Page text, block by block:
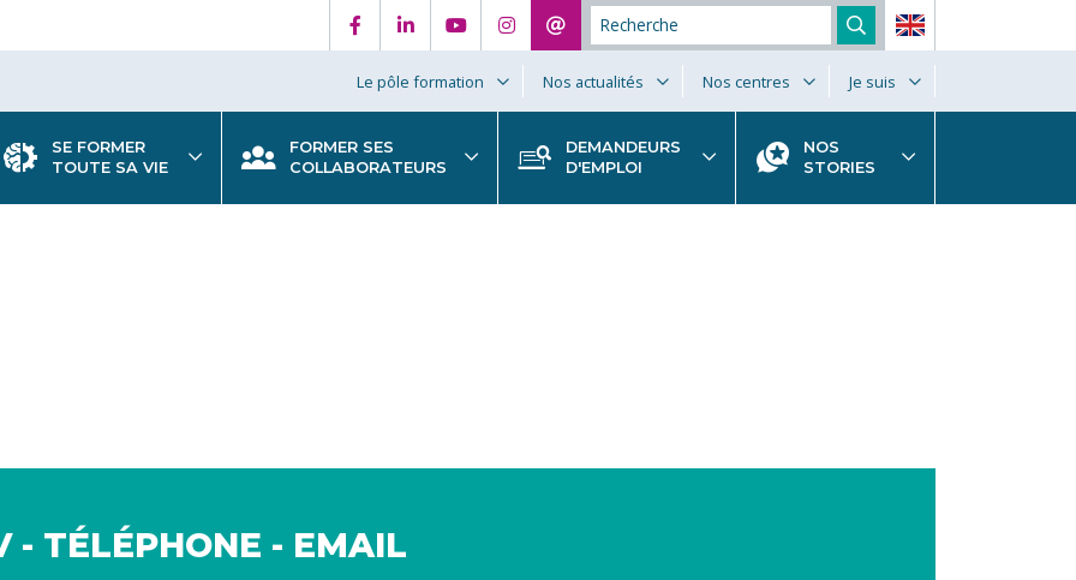
Le pôle formation Nos actualités Nos centres Je suis
SE FORMER
TOUTE SA VIE
FORMER SES
COLLABORATEURS
DEMANDEURS
D'EMPLOI
NOS
STORIES
- TÉLÉPHONE - EMAIL